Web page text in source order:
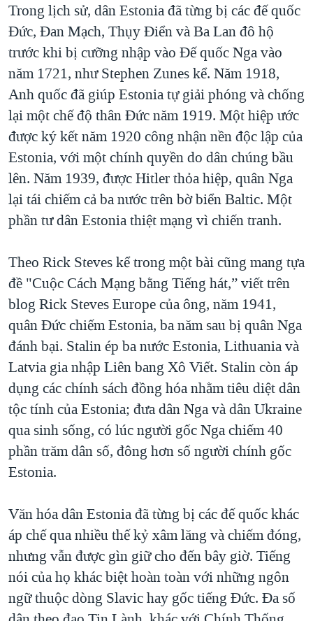
Trong lịch sử, dân Estonia đã từng bị các đế quốc
Đức, Đan Mạch, Thụy Điển và Ba Lan đô hộ
trước khi bị cưỡng nhập vào Đế quốc Nga vào
năm 1721, như Stephen Zunes kể. Năm 1918,
Anh quốc đã giúp Estonia tự giải phóng và chống
lại một chế độ thân Đức năm 1919. Một hiệp ước
được ký kết năm 1920 công nhận nền độc lập của
Estonia, với một chính quyền do dân chúng bầu
lên. Năm 1939, được Hitler thỏa hiệp, quân Nga
lại tái chiếm cả ba nước trên bờ biển Baltic. Một
phần tư dân Estonia thiệt mạng vì chiến tranh.
Theo Rick Steves kể trong một bài cũng mang tựa
đề "Cuộc Cách Mạng bằng Tiếng hát,” viết trên
blog Rick Steves Europe của ông, năm 1941,
quân Đức chiếm Estonia, ba năm sau bị quân Nga
đánh bại. Stalin ép ba nước Estonia, Lithuania và
Latvia gia nhập Liên bang Xô Viết. Stalin còn áp
dụng các chính sách đồng hóa nhằm tiêu diệt dân
tộc tính của Estonia; đưa dân Nga và dân Ukraine
qua sinh sống, có lúc người gốc Nga chiếm 40
phần trăm dân số, đông hơn số người chính gốc
Estonia.
Văn hóa dân Estonia đã từng bị các đế quốc khác
áp chế qua nhiều thế kỷ xâm lăng và chiếm đóng,
nhưng vẫn được gìn giữ cho đến bây giờ. Tiếng
nói của họ khác biệt hoàn toàn với những ngôn
ngữ thuộc dòng Slavic hay gốc tiếng Đức. Đa số